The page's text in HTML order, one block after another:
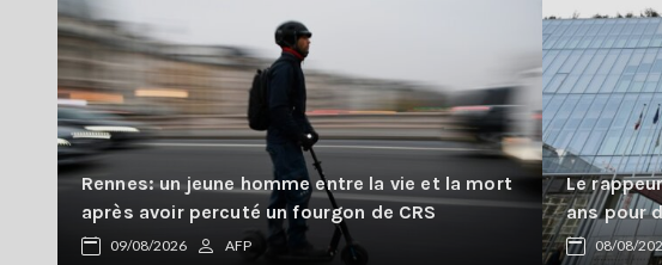
Rennes: un jeune homme entre la vie et la mort
après avoir percuté un fourgon de CRS
09/08/2026
AFP
Le
ans pour
08/08/